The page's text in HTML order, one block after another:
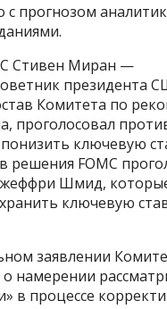
с прогнозом
Стивен Миран —
президента
Комитета по
проголосовал
ключевую
решения FOMC
Шмид,
ключевую
заявлении
о намерении
в процессе